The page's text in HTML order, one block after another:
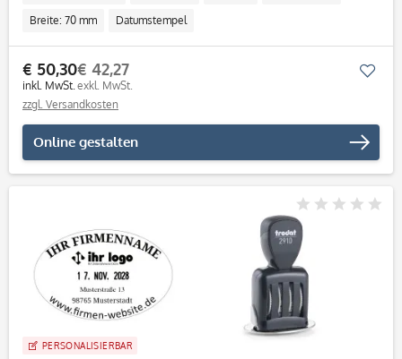
Breite: 70 mm Datumstempel
€ 50,30
inkl. MwSt.
€ 42,27
exkl. MwSt.
zzgl. Versandkosten
Online gestalten
PERSONALISIERBAR